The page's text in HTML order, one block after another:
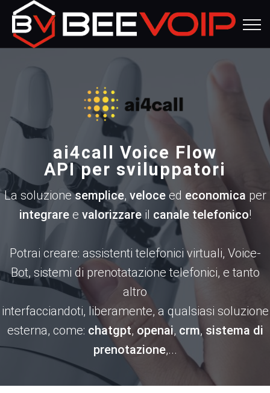
ai4call Voice Flow
API per sviluppatori
La soluzionesemplice, veloceed economica per
integraree valorizzareil canale telefonico!
Potrai creare: assistenti telefonici virtuali, Voice-
Bot, sistemi di prenotatazione telefonici, e tanto
altro
interfacciandoti, liberamente, a qualsiasi soluzione
esterna, come: chatgpt, openai, crm, sistema di
prenotazione,...